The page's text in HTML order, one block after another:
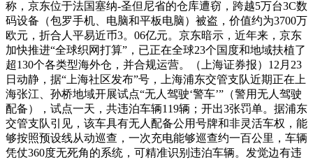
称，京东位于法国塞纳-圣但尼省的仓库遭窃，跨越5万台3C数
码设备（包罗手机、电脑和平板电脑）被盗，价值约为3700万
欧元，折合人平易近币3。06亿元。京东暗示，近年来，京东
加快推进“全球织网打算”，已正在全球23个国度和地域扶植了
超130个各类型海外仓，并合规运营。（上海证券报）12月23
日动静，据“上海社区发布”号，上海浦东交管支队近期正在上
海张江、孙桥地域开展试点“无人驾驶‘警车’”（警用无人驾驶
配备），试点一天，共违泊车辆119辆；开出3张罚单。据浦东
交管支队引见，该车具有无人配备公用号牌和非灵活车权，能
够按照预设线从动巡查，一次充电能够巡查约一百公里，车辆
凭仗360度无死角的系统，可精准识别违泊车辆。发觉边有违